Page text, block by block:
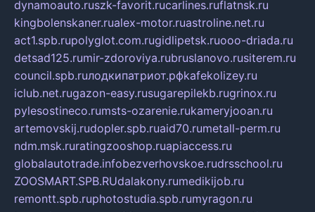
dynamoauto.ruszk-favorit.rucarlines.ruflatnsk.ru
kingbolenskaner.rualex-motor.ruastroline.net.ru
act1.spb.rupolyglot.com.rugidlipetsk.ruooo-driada.ru
detsad125.rumir-zdoroviya.rubruslanovo.rusiterem.ru
council.spb.ruлодкипатриот.рфkafekolizey.ru
iclub.net.rugazon-easy.rusugarepilekb.rugrinox.ru
pylesostineco.rumsts-ozarenie.rukameryjooan.ru
artemovskij.rudopler.spb.ruaid70.rumetall-perm.ru
ndm.msk.ruratingzooshop.ruapiaccess.ru
globalautotrade.infobezverhovskoe.rudrsschool.ru
ZOOSMART.SPB.RUdalakony.rumedikijob.ru
remontt.spb.ruphotostudia.spb.rumyragon.ru